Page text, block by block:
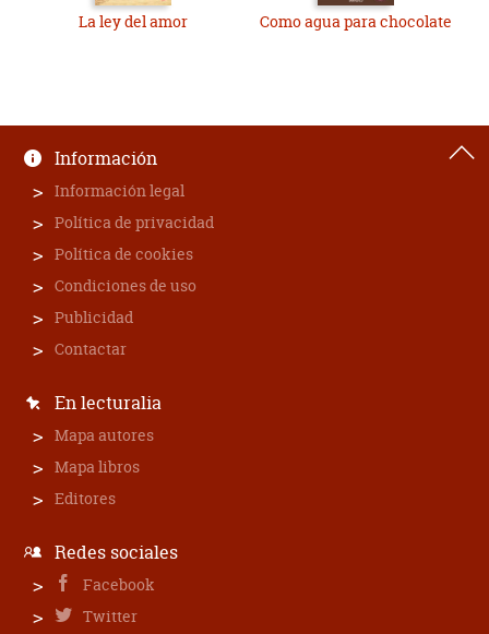
La ley del amor Como agua para chocolate
Información
Información legal
Política de privacidad
Política de cookies
Condiciones de uso
Publicidad
Contactar
En lecturalia
Mapa autores
Mapa libros
Editores
Redes sociales
Facebook
Twitter